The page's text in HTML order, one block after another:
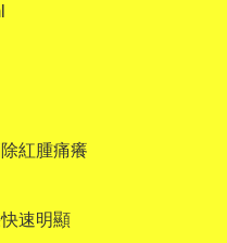
紅腫痛癢
速明顯